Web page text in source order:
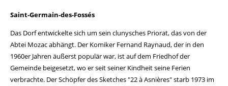
Saint-Germain-des-Fossés
Das Dorf entwickelte sich um sein clunysches Priorat, das von der
Abtei Mozac abhängt. Der Komiker Fernand Raynaud, der in den
1960er Jahren äußerst populär war, ist auf dem Friedhof der
Gemeinde beigesetzt, wo er seit seiner Kindheit seine Ferien
verbrachte. Der Schöpfer des Sketches "22 à Asnières" starb 1973 im